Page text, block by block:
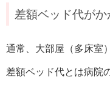
差額ベッド代がか
通常、大部屋（多床室
差額ベッド代とは病院